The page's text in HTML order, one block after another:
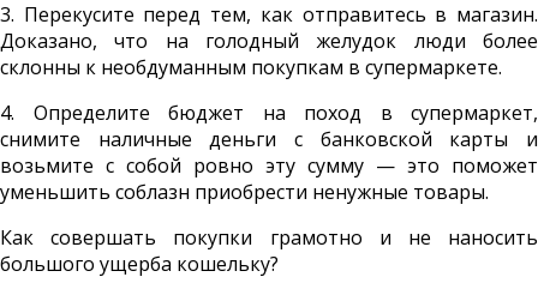
3. Перекусите перед тем, как отправитесь в магазин.
Доказано, что на голодный желудок люди более
склонны к необдуманным покупкам в супермаркете.
4. Определите бюджет на поход в супермаркет,
снимите наличные деньги с банковской карты и
возьмите с собой ровно эту сумму — это поможет
уменьшить соблазн приобрести ненужные товары.
Как совершать покупки грамотно и не наносить
большого ущерба кошельку?